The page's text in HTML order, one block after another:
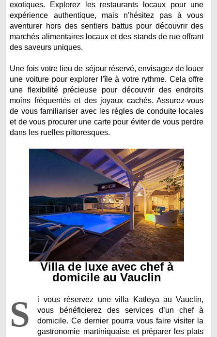
exotiques. Explorez les restaurants locaux pour une
expérience authentique, mais n'hésitez pas à vous
aventurer hors des sentiers battus pour découvrir des
marchés alimentaires locaux et des stands de rue offrant
des saveurs uniques.
Une fois votre lieu de séjour réservé, envisagez de louer
une voiture pour explorer l'île à votre rythme. Cela offre
une flexibilité précieuse pour découvrir des endroits
moins fréquentés et des joyaux cachés. Assurez-vous
de vous familiariser avec les règles de conduite locales
et de vous procurer une carte pour éviter de vous perdre
dans les ruelles pittoresques.
Villa de luxe avec chef à
domicile au Vauclin
S
i vous réservez une villa Katleya au Vauclin,
vous bénéficierez des services d’un chef à
domicile. Ce dernier pourra vous faire visiter la
gastronomie martiniquaise et préparer les plats